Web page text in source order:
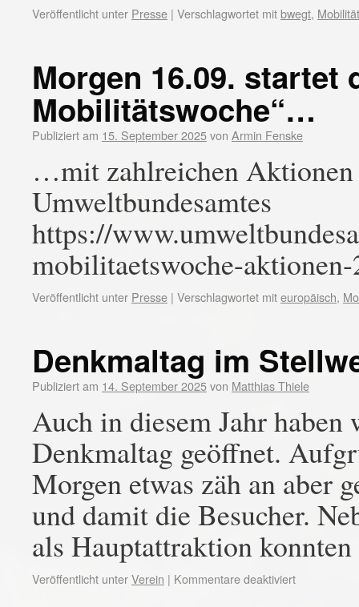
Veröffentlicht unter Presse | Verschlagwortet mitbwegt,
Morgen 16.09. startet
Mobilitätswoche“…
Publiziert am 15. September 2025von Armin Fenske
…mit zahlreichen Aktionen
Umweltbundesamtes
https://
mobilitaetswoche-
Veröffentlicht unter Presse | Verschlagwortet miteuropäisch,
Denkmaltag im
Publiziert am 14. September 2025von Matthias Thiele
Auch in diesem Jahr
Denkmaltag geöffnet.
Morgen etwas zäh an aber
und damit die Besucher.
als Hauptattraktion
Veröffentlicht unterVerein | Kommentare deaktiviert